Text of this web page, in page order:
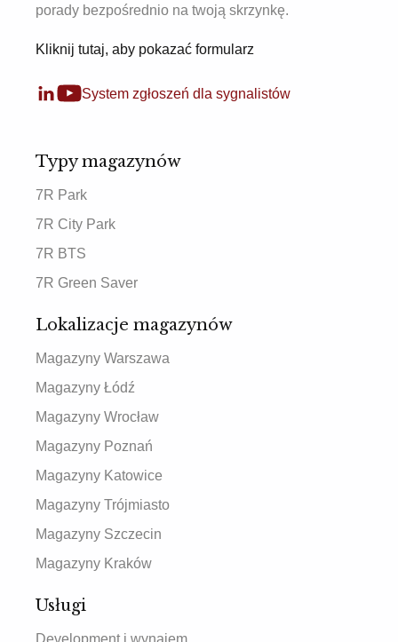
porady bezpośrednio na twoją skrzynkę.
Kliknij tutaj, aby pokazać formularz
System zgłoszeń dla sygnalistów
Typy magazynów
7R Park
7R City Park
7R BTS
7R Green Saver
Lokalizacje magazynów
Magazyny Warszawa
Magazyny Łódź
Magazyny Wrocław
Magazyny Poznań
Magazyny Katowice
Magazyny Trójmiasto
Magazyny Szczecin
Magazyny Kraków
Usługi
Development i wynajem